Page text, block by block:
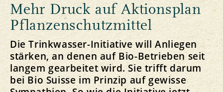
Mehr Druck auf Aktionsplan
Pflanzenschutzmittel
Die Trinkwasser-Initiative will Anliegen
stärken, an denen auf Bio-Betrieben seit
langem gearbeitet wird. Sie trifft darum
bei Bio Suisse im Prinzip auf gewisse